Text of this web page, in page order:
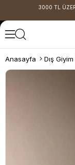
3000 TL
Anasayfa Dış Giyim